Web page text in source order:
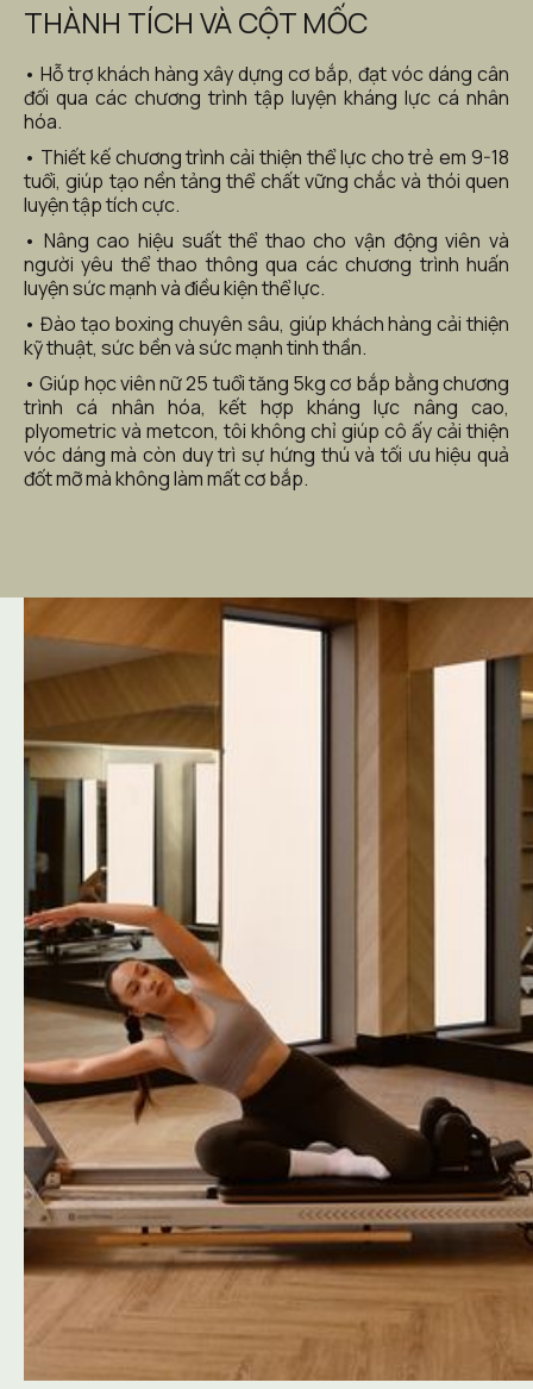
THÀNH TÍCH VÀ CỘT MỐC
• Hỗ trợ khách hàng xây dựng cơ bắp, đạt vóc dáng cân
đối qua các chương trình tập luyện kháng lực cá nhân
hóa.
• Thiết kế chương trình cải thiện thể lực cho trẻ em 9-18
tuổi, giúp tạo nền tảng thể chất vững chắc và thói quen
luyện tập tích cực.
• Nâng cao hiệu suất thể thao cho vận động viên và
người yêu thể thao thông qua các chương trình huấn
luyện sức mạnh và điều kiện thể lực.
• Đào tạo boxing chuyên sâu, giúp khách hàng cải thiện
kỹ thuật, sức bền và sức mạnh tinh thần.
• Giúp học viên nữ 25 tuổi tăng 5kg cơ bắp bằng chương
trình cá nhân hóa, kết hợp kháng lực nâng cao,
plyometric và metcon, tôi không chỉ giúp cô ấy cải thiện
vóc dáng mà còn duy trì sự hứng thú và tối ưu hiệu quả
đốt mỡ mà không làm mất cơ bắp.